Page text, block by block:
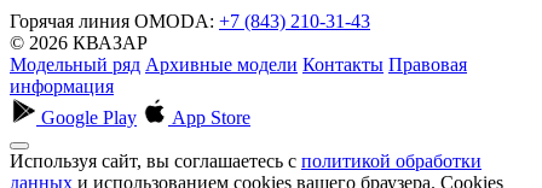
Горячая линия OMODA: +7 (843) 210-31-43
© 2026 КВАЗАР
Модельный ряд Архивные модели Контакты Правовая
информация
Google Play
App Store
Используя сайт, вы соглашаетесь с политикой обработки
данных и использованием cookies вашего браузера. Cookies